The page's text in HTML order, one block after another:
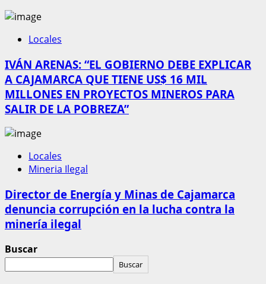
Locales
IVÁN ARENAS: “EL GOBIERNO DEBE EXPLICAR
A CAJAMARCA QUE TIENE US$ 16 MIL
MILLONES EN PROYECTOS MINEROS PARA
SALIR DE LA POBREZA”
Locales
Mineria Ilegal
Director de Energía y Minas de Cajamarca
denuncia corrupción en la lucha contra la
minería ilegal
Buscar
Buscar